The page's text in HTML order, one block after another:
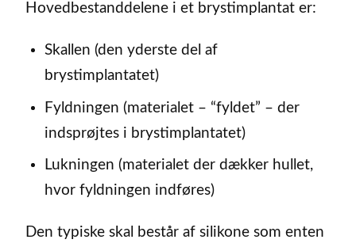
Hovedbestanddelene i et brystimplantat er:
Skallen (den yderste del af
brystimplantatet)
Fyldningen (materialet – “fyldet” – der
indsprøjtes i brystimplantatet)
Lukningen (materialet der dækker hullet,
hvor fyldningen indføres)
Den typiske skal består af silikone som enten